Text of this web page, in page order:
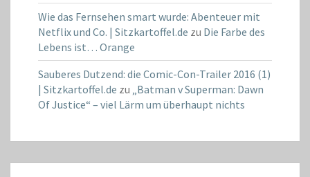
Wie das Fernsehen smart wurde: Abenteuer mit
Netflix und Co. | Sitzkartoffel.de zu Die Farbe des
Lebens ist… Orange
Sauberes Dutzend: die Comic-Con-Trailer 2016 (1)
| Sitzkartoffel.de zu „Batman v Superman: Dawn
Of Justice“ – viel Lärm um überhaupt nichts